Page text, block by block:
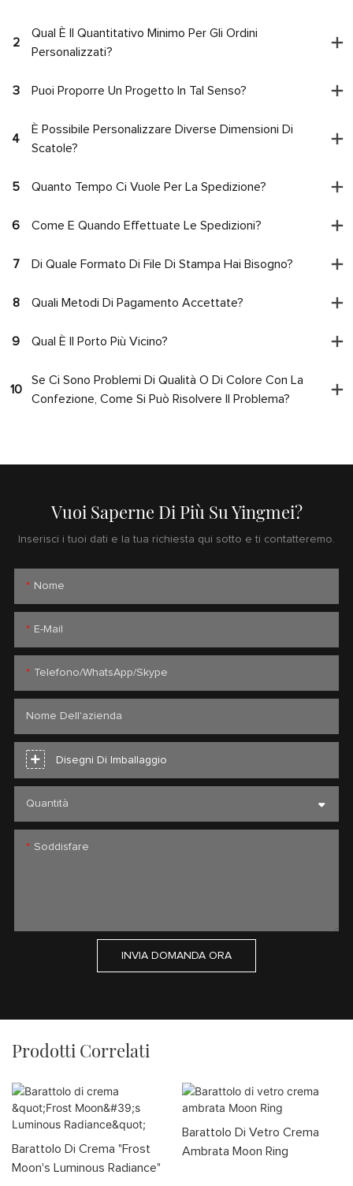
2
Qual È Il Quantitativo Minimo Per Gli Ordini
Personalizzati?
3 Puoi Proporre Un Progetto In Tal Senso?
4
È Possibile Personalizzare Diverse Dimensioni Di
Scatole?
5 Quanto Tempo Ci Vuole Per La Spedizione?
6 Come E Quando Effettuate Le Spedizioni?
7 Di Quale Formato Di File Di Stampa Hai Bisogno?
8 Quali Metodi Di Pagamento Accettate?
9 Qual È Il Porto Più Vicino?
10
Se Ci Sono Problemi Di Qualità O Di Colore Con La
Confezione, Come Si Può Risolvere Il Problema?
Vuoi Saperne Di Più Su Yingmei?
Inserisci i tuoi dati e la tua richiesta qui sotto e ti contatteremo.
Nome
E-Mail
Telefono/WhatsApp/Skype
Nome Dell'azienda
Disegni Di Imballaggio
Quantità
Soddisfare
INVIA DOMANDA ORA
Prodotti Correlati
Barattolo Di Crema "Frost
Moon's Luminous Radiance"
Barattolo Di Vetro Crema
Ambrata Moon Ring